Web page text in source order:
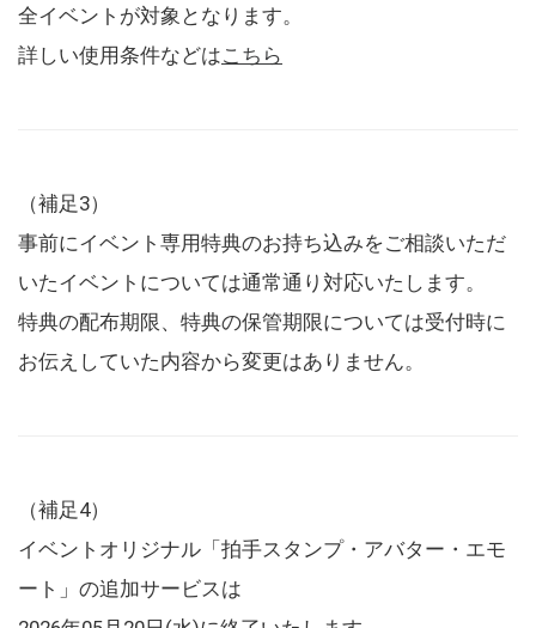
全イベントが対象となります。
詳しい使用条件などはこちら
（補足3）
事前にイベント専用特典のお持ち込みをご相談いただ
いたイベントについては通常通り対応いたします。
特典の配布期限、特典の保管期限については受付時に
お伝えしていた内容から変更はありません。
（補足4）
イベントオリジナル「拍手スタンプ・アバター・エモ
ート」の追加サービスは